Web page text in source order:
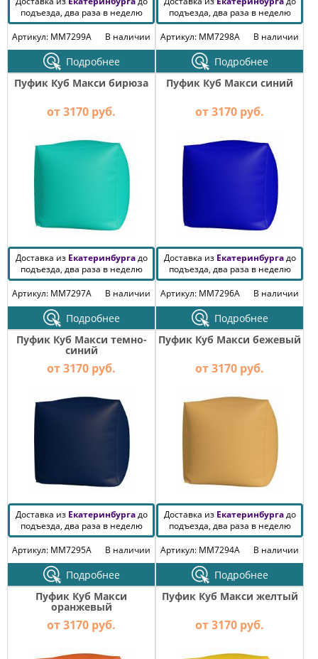
подъезда, два раза в неделю
Артикул: MM7299A
В наличии
Подробнее
подъезда, два раза в неделю
Артикул: MM7298A
В наличии
Подробнее
Пуфик Куб Макси бирюза
от 3170 руб.
Доставка из Екатеринбургадо
подъезда, два раза в неделю
Артикул: MM7297A
В наличии
Подробнее
Пуфик Куб Макси синий
от 3170 руб.
Доставка из Екатеринбургадо
подъезда, два раза в неделю
Артикул: MM7296A
В наличии
Подробнее
Пуфик Куб Макси темно-
синий
от 3170 руб.
Доставка из Екатеринбургадо
подъезда, два раза в неделю
Артикул: MM7295A
В наличии
Подробнее
Пуфик Куб Макси бежевый
от 3170 руб.
Доставка из Екатеринбургадо
подъезда, два раза в неделю
Артикул: MM7294A
В наличии
Подробнее
Пуфик Куб Макси
оранжевый
от 3170 руб.
Пуфик Куб Макси желтый
от 3170 руб.